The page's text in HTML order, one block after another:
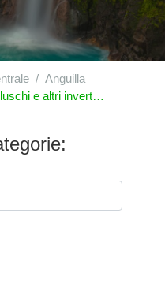
Anguilla
invertebrati acquatici